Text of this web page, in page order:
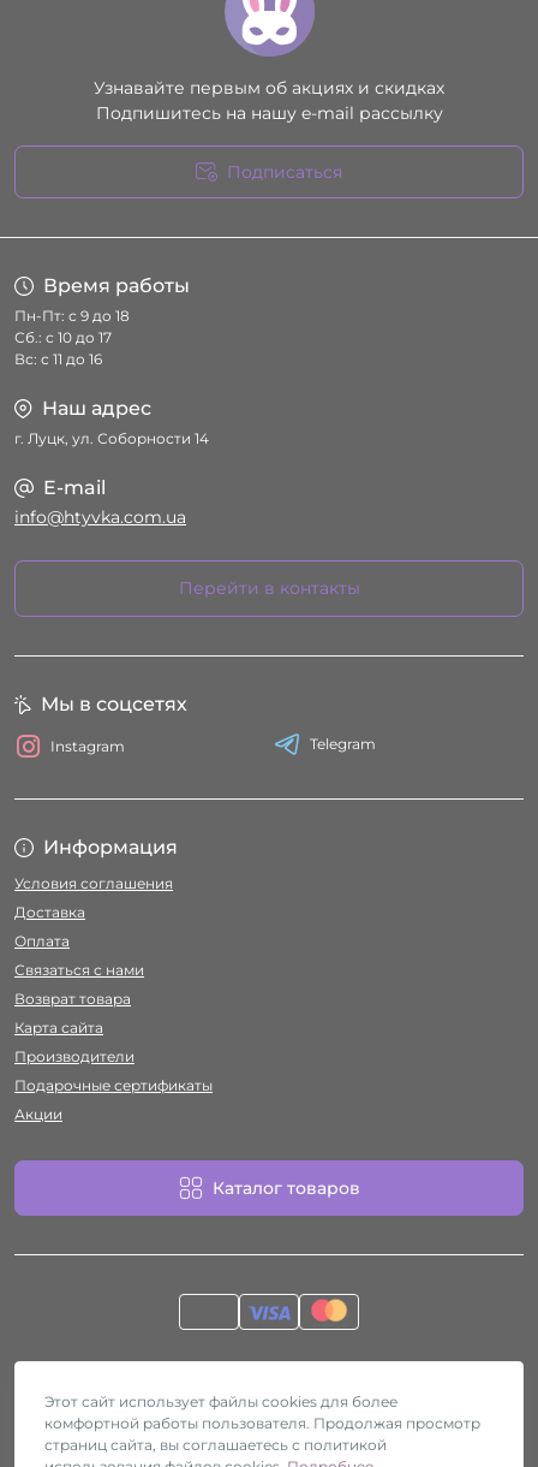
Узнавайте первым об акциях и скидках
Подпишитесь на нашу e-mail рассылку
Подписаться
Время работы
Пн-Пт: с 9 до 18
Сб.: с 10 до 17
Вс: с 11 до 16
Наш адрес
г. Луцк, ул. Соборности 14
E-mail
info@htyvka.com.ua
Перейти в контакты
Информация
Условия соглашения
Доставка
Оплата
Связаться с нами
Возврат товара
Карта сайта
Производители
Подарочные сертификаты
Акции
Каталог товаров
Мы в соцсетях
Instagram Telegram
Секс-шоп Htyvka © 2026
Этот сайт использует файлы cookies для более
комфортной работы пользователя. Продолжая просмотр
страниц сайта, вы соглашаетесь с политикой